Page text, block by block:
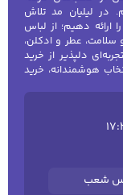
لیلیان مد تلاش
ارائه دهیم؛ از لباس
سلامت، عطر و ادکلن،
دلپذیر از خرید
هوشمندانه، خرید
شعب